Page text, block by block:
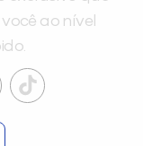
ao nível